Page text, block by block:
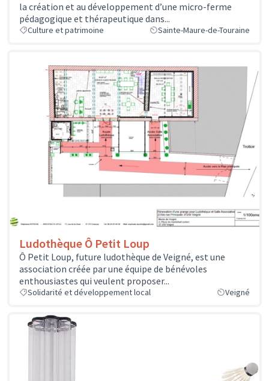
la création et au développement d’une micro-ferme
pédagogique et thérapeutique dans...
Culture et patrimoine Sainte-Maure-de-Touraine
Ludothèque Ô Petit Loup
Ô Petit Loup, future ludothèque de Veigné, est une
association créée par une équipe de bénévoles
enthousiastes qui veulent proposer...
Solidarité et développement local Veigné